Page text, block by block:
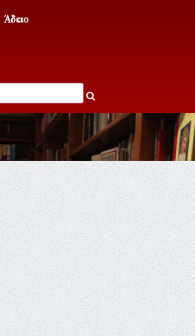
Άδειο